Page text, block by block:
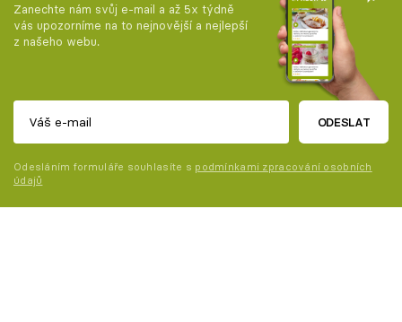
Zanechte nám svůj e-mail a až 5x týdně
vás upozorníme na to nejnovější a nejlepší
z našeho webu.
ODESLAT
Odesláním formuláře souhlasíte s podmínkami zpracování osobních
údajů